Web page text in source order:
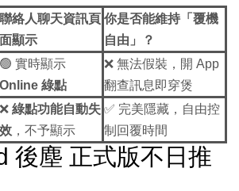
聯絡人聊天資訊頁
面顯示
你是否能維持「覆機
自由」？
🟢 實時顯示
Online 綠點
❌ 無法假裝，開 App
翻查訊息即穿煲
❌ 綠點功能自動失
效 ，不予顯示
✅ 完美隱藏，自由控
制回覆時間
後塵 正式版不日推